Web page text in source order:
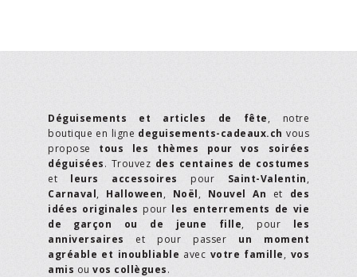
Déguisements et articles de fête, notre
boutique en ligne deguisements-cadeaux.ch vous
propose tous les thèmes pour vos soirées
déguisées. Trouvez des centaines de costumes
et leurs accessoires pour Saint-Valentin,
Carnaval, Halloween, Noël, Nouvel An et des
idées originales pour les enterrements de vie
de garçon ou de jeune fille, pour les
anniversaires et pour passer un moment
agréable et inoubliable avec votre famille, vos
amis ou vos collègues.